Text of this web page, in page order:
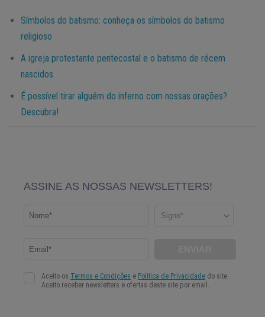
Símbolos do batismo: conheça os símbolos do batismo
religioso
A igreja protestante pentecostal e o batismo de récem
nascidos
É possível tirar alguém do inferno com nossas orações?
Descubra!